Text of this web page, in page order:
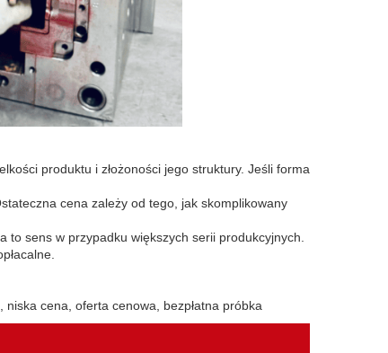
produktu i złożoności jego struktury. Jeśli forma
cena zależy od tego, jak skomplikowany
to sens w przypadku większych serii produkcyjnych.
cena, oferta cenowa, bezpłatna próbka